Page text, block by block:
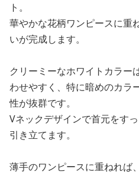
ト。
華やかな花柄ワンピースに重
いが完成します。
クリーミーなホワイトカラー
わせやすく、特に暗めのカラ
性が抜群です。
Vネックデザインで首元をす
引き立てます。
薄手のワンピースに重ねれば